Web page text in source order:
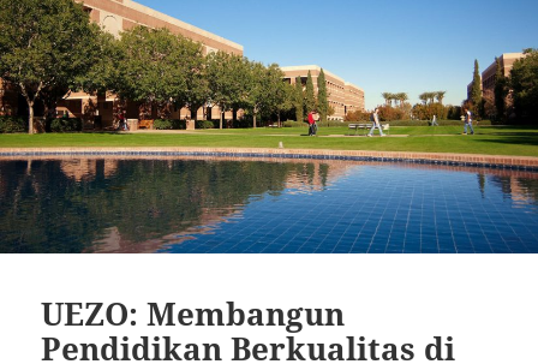
UEZO: Membangun
Pendidikan Berkualitas di